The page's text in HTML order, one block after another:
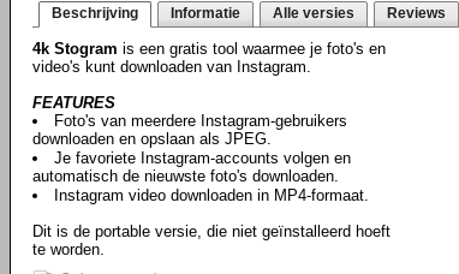
Beschrijving Informatie Alle versies Reviews
4k Stogram is een gratis tool waarmee je foto's en
video's kunt downloaden van Instagram.
FEATURES
Foto's van meerdere Instagram-gebruikers
downloaden en opslaan als JPEG.
Je favoriete Instagram-accounts volgen en
automatisch de nieuwste foto's downloaden.
Instagram video downloaden in MP4-formaat.
Dit is de portable versie, die niet geïnstalleerd hoeft
te worden.